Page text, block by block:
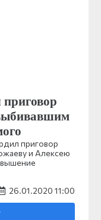
приговор
приговор
и Алексею
26.01.2020 11:00